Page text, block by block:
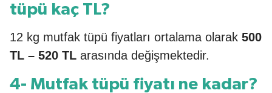
tüpü kaç TL?
12 kg mutfak tüpü fiyatları ortalama olarak 500
TL – 520 TL arasında değişmektedir.
4- Mutfak tüpü fiyatı ne kadar?